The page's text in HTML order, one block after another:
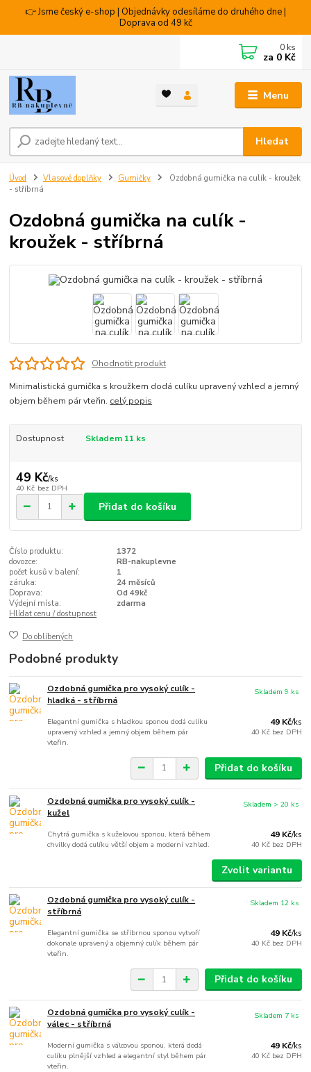
👉 Jsme český e-shop | Objednávky odesíláme do druhého dne |
Doprava od 49 kč
Menu
Hledat
0 ks
za 0 Kč
Úvod Vlasové doplňky Gumičky
Ozdobná gumička na culík - kroužek
- stříbrná
Ozdobná gumička na culík -
kroužek - stříbrná
Ohodnotit produkt
Minimalistická gumička s kroužkem dodá culíku upravený vzhled a jemný
objem během pár vteřin. celý popis
Dostupnost Skladem 11 ks
49 Kč/ks
40 Kč bez DPH
Přidat do košíku
Číslo produktu:
1372
dovozce:
RB-nakuplevne
počet kusů v balení:
1
záruka:
24 měsíců
Doprava:
Od 49kč
Výdejní místa:
zdarma
Hlídat cenu / dostupnost
Do oblíbených
Podobné produkty
Ozdobná gumička pro vysoký culík -
hladká - stříbrná
Elegantní gumička s hladkou sponou dodá culíku
upravený vzhled a jemný objem během pár
vteřin.
49 Kč/ks
40 Kč bez DPH
Skladem 9 ks
Přidat do košíku
Ozdobná gumička pro vysoký culík -
kužel
Chytrá gumička s kuželovou sponou, která během
chvilky dodá culíku větší objem a moderní vzhled.
49 Kč/ks
40 Kč bez DPH
Skladem > 20 ks
Zvolit variantu
Ozdobná gumička pro vysoký culík -
stříbrná
Elegantní gumička se stříbrnou sponou vytvoří
dokonale upravený a objemný culík během pár
vteřin.
49 Kč/ks
40 Kč bez DPH
Skladem 12 ks
Přidat do košíku
Ozdobná gumička pro vysoký culík -
válec - stříbrná
Moderní gumička s válcovou sponou, která dodá
culíku plnější vzhled a elegantní styl během pár
vteřin.
49 Kč/ks
40 Kč bez DPH
Skladem 7 ks